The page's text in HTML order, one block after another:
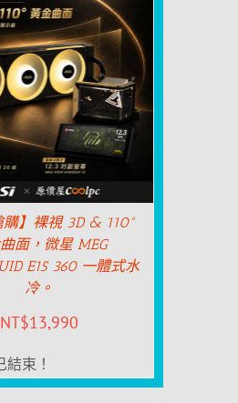
購】裸視 3D & 110°
面，微星 MEG
E15 360 一體式水
冷。
NT$13,990
束！